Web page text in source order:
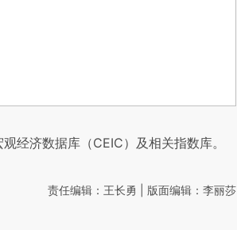
经济数据库（CEIC）及相关指数库。
责任编辑：王长勇 | 版面编辑：李丽莎